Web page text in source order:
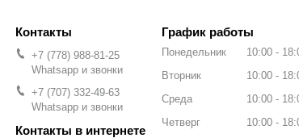
+7 (778) 988-81-25
Whatsapp и звонки
+7 (707) 332-49-63
Whatsapp и звонки
График работы
Понедельник 10:00
Вторник
10:00
Среда
10:00
Четверг
10:00